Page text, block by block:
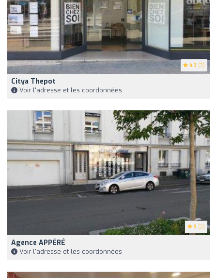
4.3 (3)
Citya Thepot
Voir l'adresse et les coordonnées
5 (2)
Agence APPÉRÉ
Voir l'adresse et les coordonnées